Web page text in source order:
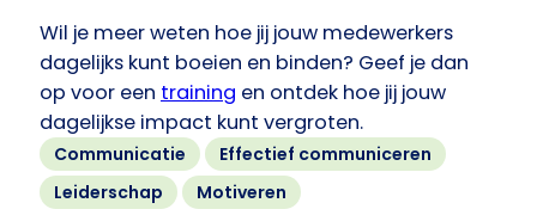
Wil je meer weten hoe jij jouw medewerkers
dagelijks kunt boeien en binden? Geef je dan
op voor een training en ontdek hoe jij jouw
dagelijkse impact kunt vergroten.
Communicatie
Effectief communiceren
Leiderschap
Motiveren